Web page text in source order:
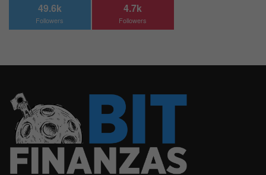
49.6k
Followers
4.7k
Followers